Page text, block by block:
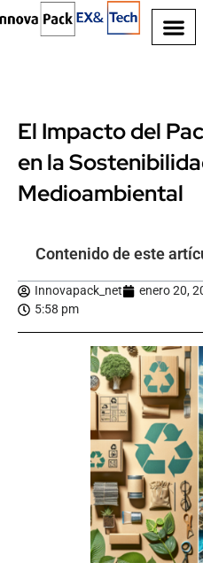
El Impacto del
en la
Medioambiental
Contenido de este
Innovapack_net
enero 20,
5:58 pm